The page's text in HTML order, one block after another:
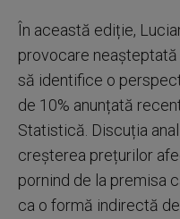
În această ediție,
provocare
să identifice o
de 10% anunțată
Statistică. Discuția
creșterea prețurilor
pornind de la premisa
ca o formă indirectă